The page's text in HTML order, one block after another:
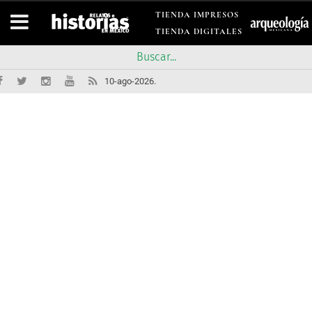
TIENDA IMPRESOS
TIENDA DIGITALES
10-ago-2026.